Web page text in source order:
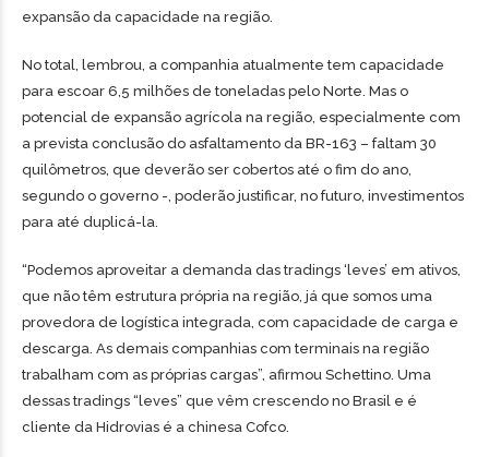
expansão da capacidade na região.
No total, lembrou, a companhia atualmente tem capacidade
para escoar 6,5 milhões de toneladas pelo Norte. Mas o
potencial de expansão agrícola na região, especialmente com
a prevista conclusão do asfaltamento da BR-163 – faltam 30
quilômetros, que deverão ser cobertos até o fim do ano,
segundo o governo -, poderão justificar, no futuro, investimentos
para até duplicá-la.
“Podemos aproveitar a demanda das tradings ‘leves’ em ativos,
que não têm estrutura própria na região, já que somos uma
provedora de logística integrada, com capacidade de carga e
descarga. As demais companhias com terminais na região
trabalham com as próprias cargas”, afirmou Schettino. Uma
dessas tradings “leves” que vêm crescendo no Brasil e é
cliente da Hidrovias é a chinesa Cofco.